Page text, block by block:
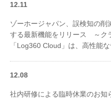
12.11
ゾーホージャパン、誤検知の削
する最新機能をリリース ～ク
「Log360 Cloud」は、高性能
12.08
社内研修による臨時休業のお知